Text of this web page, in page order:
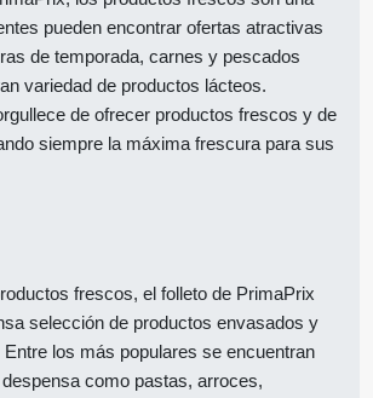
pueden encontrar ofertas atractivas
de temporada, carnes y pescados
variedad de productos lácteos.
de ofrecer productos frescos y de
siempre la máxima frescura para sus
frescos, el folleto de PrimaPrix
selección de productos envasados y
los más populares se encuentran
como pastas, arroces,